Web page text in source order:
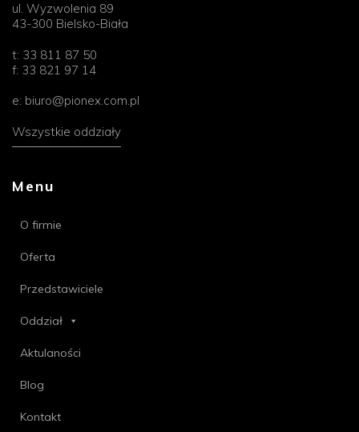
ul. Wyzwolenia 89
43-300 Bielsko-Biała
t: 33 811 87 50
f: 33 821 97 14
e: biuro@pionex.com.pl
Wszystkie oddziały
Menu
O firmie
Oferta
Przedstawiciele
Oddział
Aktulaności
Blog
Kontakt